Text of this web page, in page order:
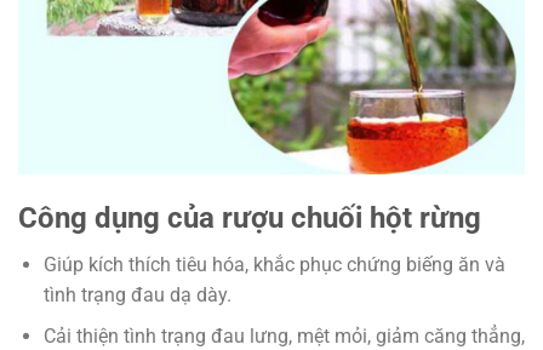
Công dụng của rượu chuối hột rừng
Giúp kích thích tiêu hóa, khắc phục chứng biếng ăn và
tình trạng đau dạ dày.
Cải thiện tình trạng đau lưng, mệt mỏi, giảm căng thẳng,